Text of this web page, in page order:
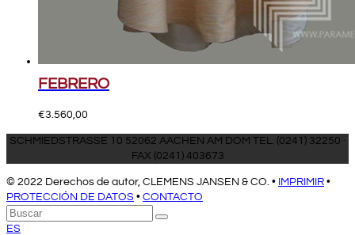
FEBRERO
€3.560,00
SCHMIEDSTRASSE 10 52062 AACHEN AM DOM TEL. (0241) 32250 ·
FAX (0241) 403673
© 2022 Derechos de autor, CLEMENS JANSEN & CO. • IMPRIMIR •
PROTECCIÓN DE DATOS • CONTACTO
Volver
arriba
Buscar
Enviar
ES